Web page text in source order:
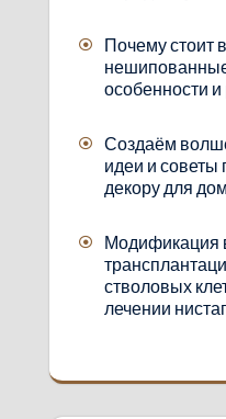
Почему стоит
особенности
Создаём
идеи и советы
декору для
Модификация
стволовых
лечении